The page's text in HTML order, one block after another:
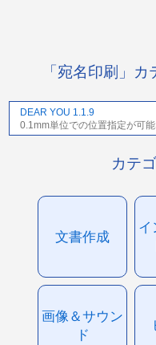
「宛名印刷」
DEAR YOU 1.1.9
0.1mm単位での位置指定が可
カテ
文書作成
イ
画像＆サウン
ド